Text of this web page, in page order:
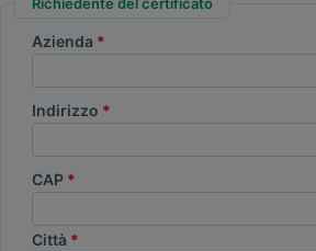
Azienda
Indirizzo
CAP
Città